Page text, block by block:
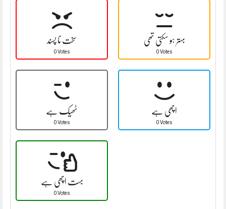
سخت نا پسند
0 Votes
بہتر ہو سکتی تھی
0 Votes
ٹھیک ہے
0 Votes
اچھی ہے
0 Votes
بہت اچھی ہے
0 Votes